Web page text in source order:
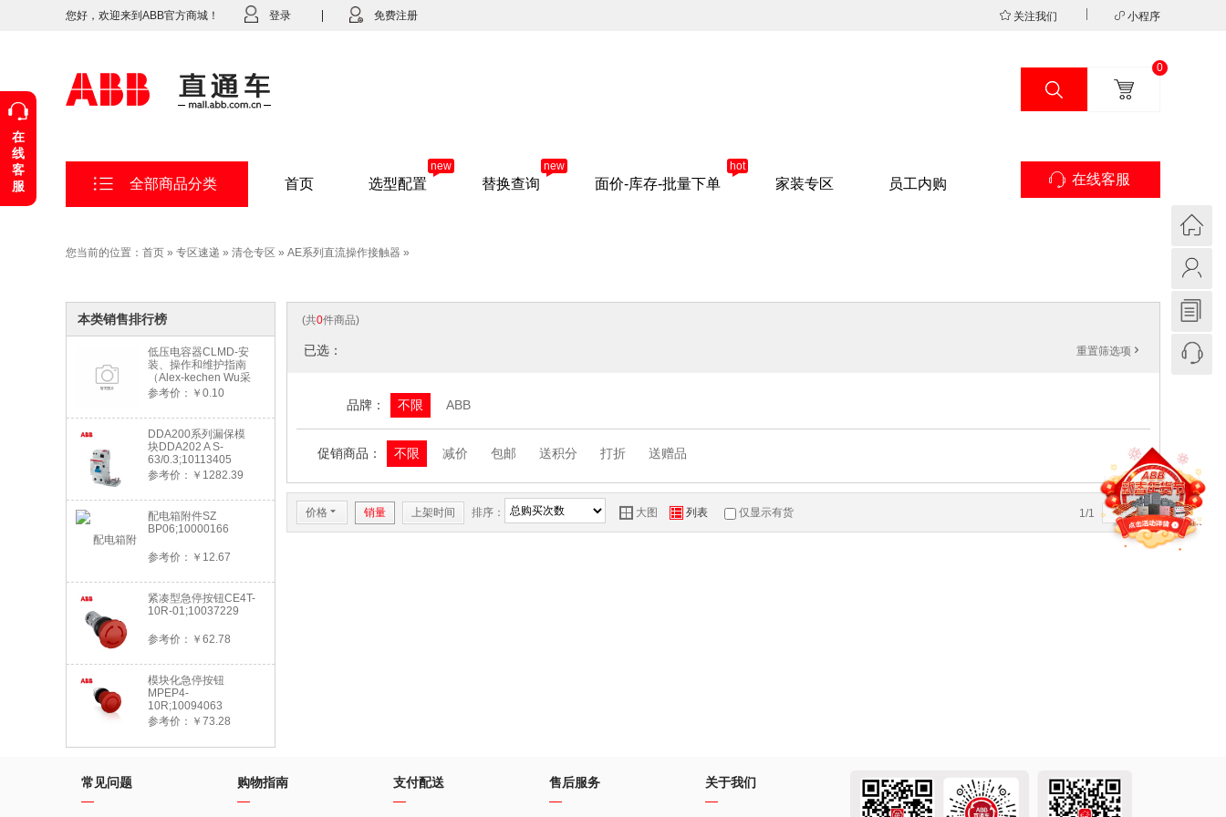
您好，欢迎来到ABB官方商城！ 登录 免费注册 关注我们 小程序
0
全部商品分类 首页 选型配置
new
替换查询
new
面价-库存-批量下单
hot
家装专区 员工内购 在线客服
您当前的位置： 首页 » 专区速递 » 清仓专区 » AE系列直流操作接触器 »
本类销售排行榜
低压电容器CLMD-安
装、操作和维护指南
（Alex-kechen Wu采
购）-2022年版
参考价：￥0.10
DDA200系列漏保模
块DDA202 A S-
63/0.3;10113405
参考价：￥1282.39
配电箱附件SZ
BP06;10000166
参考价：￥12.67
紧凑型急停按钮CE4T-
10R-01;10037229
参考价：￥62.78
模块化急停按钮
MPEP4-
10R;10094063
参考价：￥73.28
(共0件商品)
已选： 重置筛选项 '
品牌： 不限 ABB
促销商品： 不限 减价 包邮 送积分 打折 送赠品
价格 6 销量 上架时间 排序： Y 大图 Z 列表 仅显示有货 1/1 4 5
常见问题 购物指南 支付配送 售后服务 关于我们
在
线
客
服